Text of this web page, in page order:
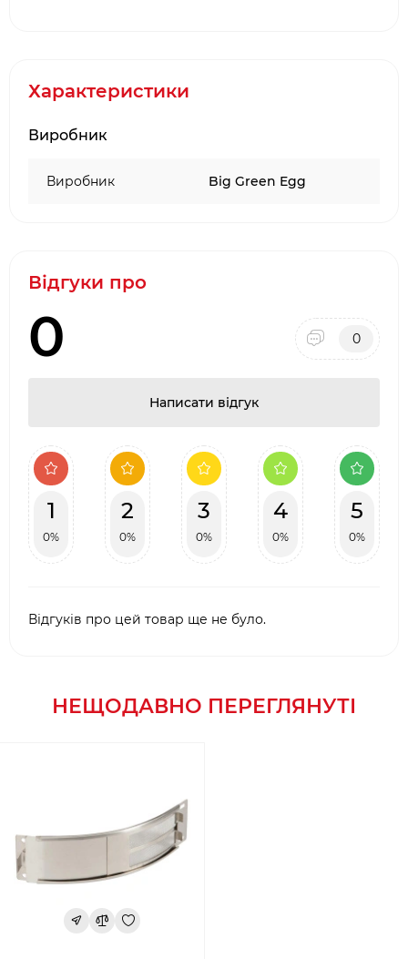
·
Два фірмових салони барбекю в місті Києві:
ТЦ Аракс, ТЦ 4
Києві
Характеристики
Виробник
Виробник Big Green Egg
Відгуки про
0 0
Написати відгук
1
0%
2
0%
3
0%
4
0%
5
0%
Відгуків про цей товар ще не було.
НЕЩОДАВНО ПЕРЕГЛЯНУТІ